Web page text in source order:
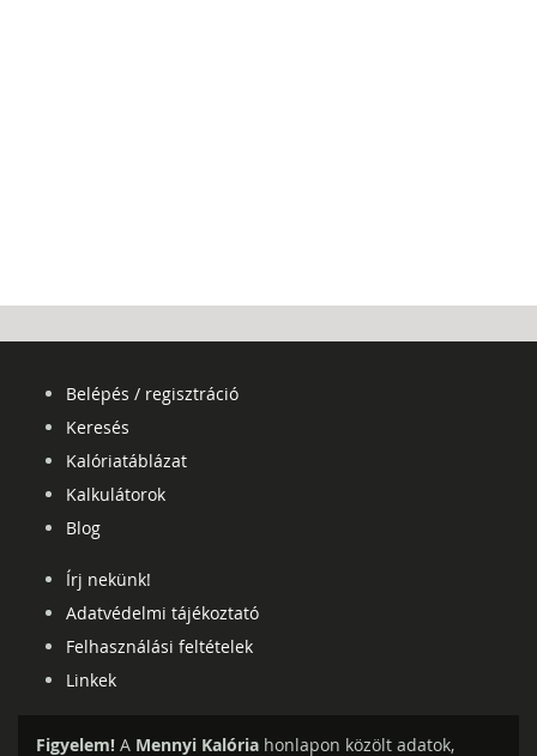
Belépés / regisztráció
Keresés
Kalóriatáblázat
Kalkulátorok
Blog
Írj nekünk!
Adatvédelmi tájékoztató
Felhasználási feltételek
Linkek
Figyelem! A Mennyi Kalória honlapon közölt adatok,